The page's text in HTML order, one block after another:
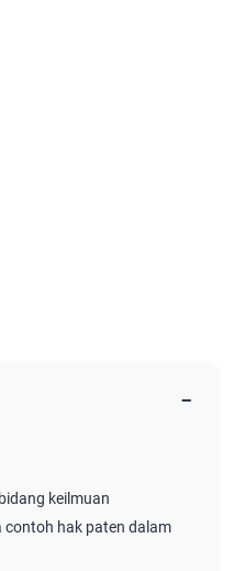
−
keilmuan
contoh hak paten dalam